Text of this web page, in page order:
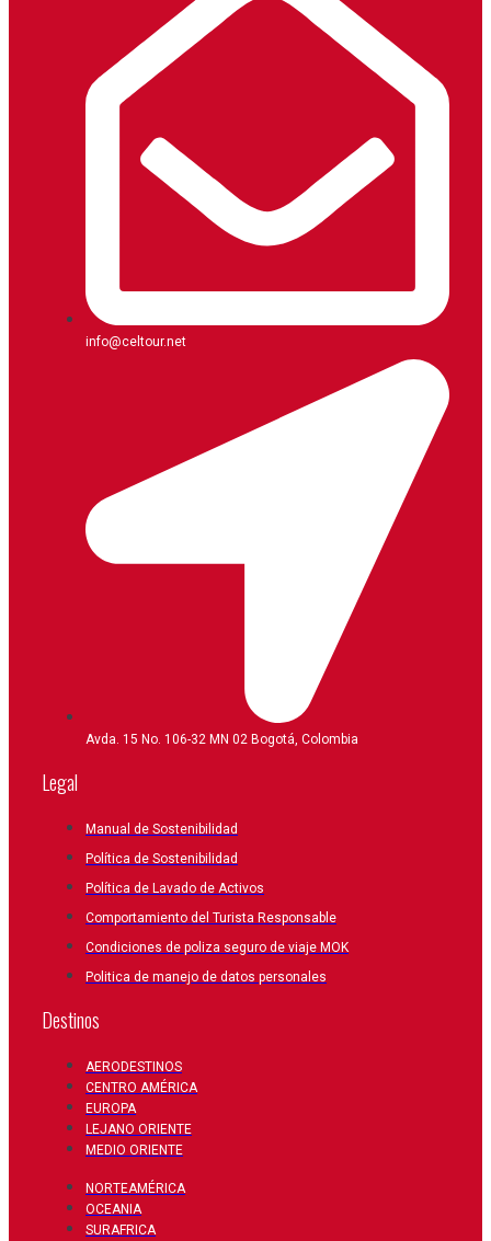
info@celtour.net
Avda. 15 No. 106-32 MN 02 Bogotá, Colombia
Legal
Manual de Sostenibilidad
Política de Sostenibilidad
Política de Lavado de Activos
Comportamiento del Turista Responsable
Condiciones de poliza seguro de viaje MOK
Politica de manejo de datos personales
Destinos
AERODESTINOS
CENTRO AMÉRICA
EUROPA
LEJANO ORIENTE
MEDIO ORIENTE
NORTEAMÉRICA
OCEANIA
SURAFRICA